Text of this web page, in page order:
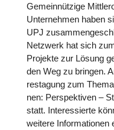
Gemein­nüt­zige
Unter­neh­men haben
UPJ
Netzwerk hat sich
Projekte zur Lösung
den Weg zu bringen.
res­ta­gung zum
nen: Per­spek­ti­ven –
statt. Inter­es­sierte
weitere Infor­ma­tio­nen